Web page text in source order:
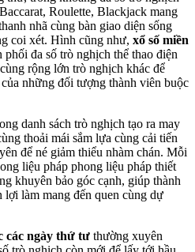
Roulette, Blackjack mang
nhã cùng bàn giao diện sống
coi xét. Hình cũng như, xổ số miền
phối đa số trò nghịch thể thao điện
rộng lớn trò nghịch khác để
những đối tượng thành viên buộc
danh sách trò nghịch tạo ra may
thoải mái sắm lựa cùng cải tiến
để né giảm thiểu nhàm chán. Mỗi
liệu pháp phong liệu pháp thiết
khuyên bảo góc cạnh, giúp thành
làm mang đến quen cùng dự
các ngày thứ tư thường xuyên